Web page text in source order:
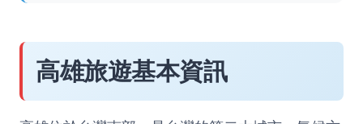
高雄旅遊基本資訊